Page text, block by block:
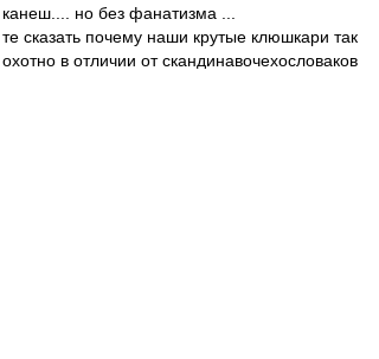
канеш.... но без фанатизма ...
те сказать почему наши крутые клюшкари так
охотно в отличии от скандинавочехословаков